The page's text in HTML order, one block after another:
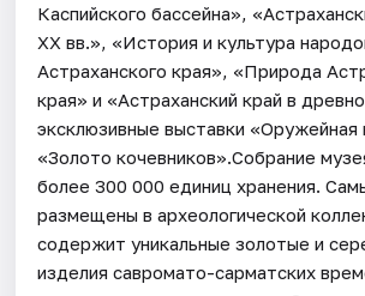
Каспийского бассейна»,
XX вв.», «История и культура
Астраханского края», «Природа
края» и «Астраханский край в
эксклюзивные выставки «Оружейная
«Золото кочевников».Собрание
более 300 000 единиц хранения.
размещены в археологической
содержит уникальные золотые и
изделия савромато-сарматских